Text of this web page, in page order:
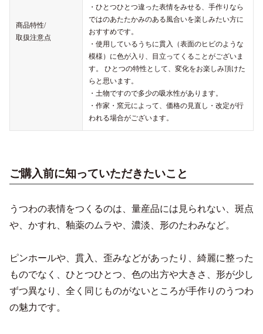
商品特性/
取扱注意点
・ひとつひとつ違った表情をみせる、手作りなら
ではのあたたかみのある風合いを楽しみたい方に
おすすめです。
・使用しているうちに貫入（表面のヒビのような
模様）に色が入り、目立ってくることがございま
す。 ひとつの特性として、変化をお楽しみ頂けた
らと思います。
・土物ですので多少の吸水性があります。
・作家・窯元によって、価格の見直し・改定が行
われる場合がございます。
ご購入前に知っていただきたいこと
うつわの表情をつくるのは、量産品には見られない、斑点
や、かすれ、釉薬のムラや、濃淡、形のたわみなど。
ピンホールや、貫入、歪みなどがあったり、綺麗に整った
ものでなく、ひとつひとつ、色の出方や大きさ、形が少し
ずつ異なり、全く同じものがないところが手作りのうつわ
の魅力です。